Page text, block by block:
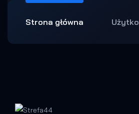
Strona główna